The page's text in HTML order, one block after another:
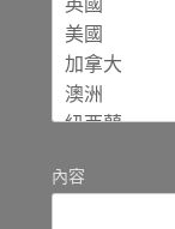
內容